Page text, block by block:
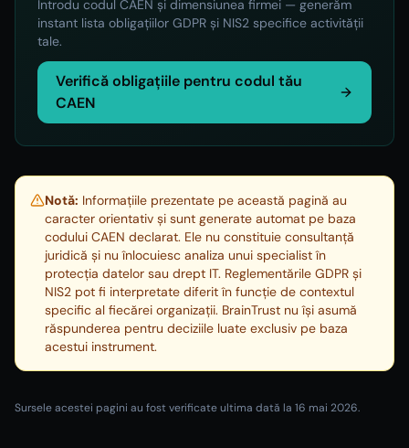
Introdu codul CAEN și dimensiunea firmei — generăm
instant lista obligațiilor GDPR și NIS2 specifice activității
tale.
Verifică obligațiile pentru codul tău
CAEN
Notă: Informațiile prezentate pe această pagină au
caracter orientativ și sunt generate automat pe baza
codului CAEN declarat. Ele nu constituie consultanță
juridică și nu înlocuiesc analiza unui specialist în
protecția datelor sau drept IT. Reglementările GDPR și
NIS2 pot fi interpretate diferit în funcție de contextul
specific al fiecărei organizații. BrainTrust nu își asumă
răspunderea pentru deciziile luate exclusiv pe baza
acestui instrument.
Sursele acestei pagini au fost verificate ultima dată la 16 mai 2026.